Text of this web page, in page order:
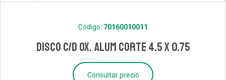
Código: 70160010011
DISCO C/D OX. ALUM CORTE 4.5 X 0.75
Consultar precio